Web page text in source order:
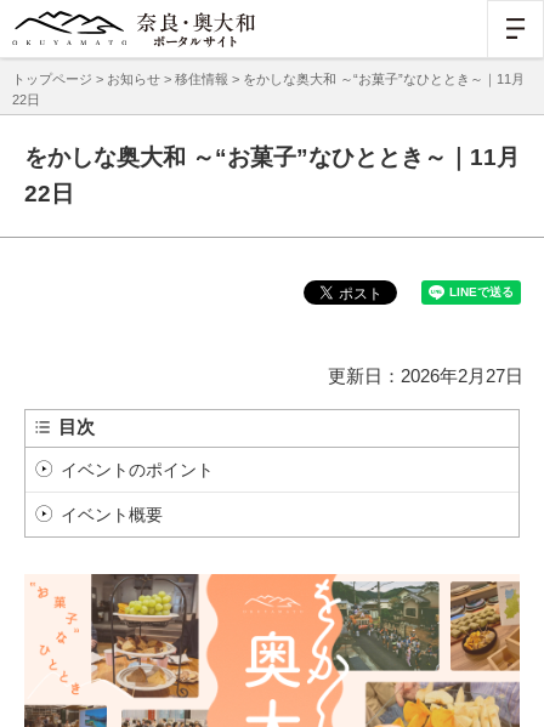
トップページ > お知らせ > 移住情報 > をかしな奥大和 ～“お菓子”なひととき～｜11月
22日
をかしな奥大和 ～“お菓子”なひととき～｜11月
22日
更新日：2026年2月27日
目次
イベントのポイント
イベント概要